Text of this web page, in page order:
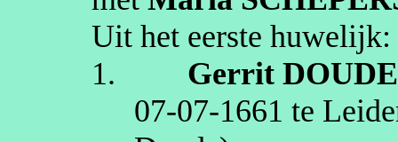
Uit het eerste huwelijk:
1.
Gerrit DOUDE
07‑07‑1661 te